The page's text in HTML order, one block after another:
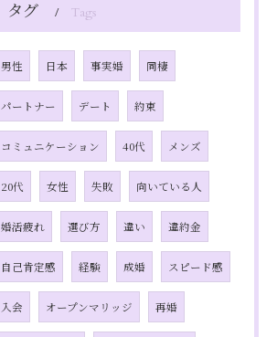
タグ Tags
男性 日本 事実婚 同棲
パートナー デート 約束
コミュニケーション 40代 メンズ
20代 女性 失敗 向いている人
婚活疲れ 選び方 違い 違約金
自己肯定感 経験 成婚 スピード感
入会 オープンマリッジ 再婚